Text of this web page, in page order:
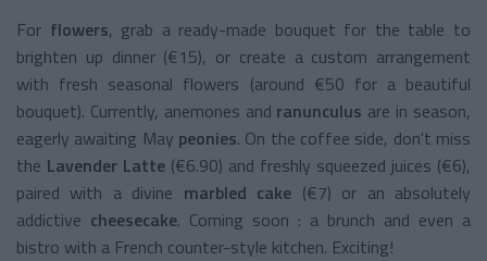
For flowers, grab a ready-made bouquet for the table to
brighten up dinner (€15), or create a custom arrangement
with fresh seasonal flowers (around €50 for a beautiful
bouquet). Currently, anemones and ranunculus are in season,
eagerly awaiting May peonies. On the coffee side, don't miss
the Lavender Latte (€6.90) and freshly squeezed juices (€6),
paired with a divine marbled cake (€7) or an absolutely
addictive cheesecake. Coming soon : a brunch and even a
bistro with a French counter-style kitchen. Exciting!